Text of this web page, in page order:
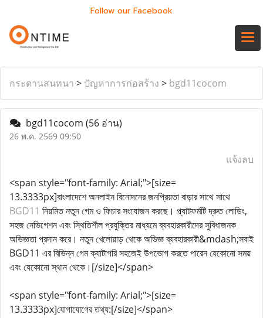
Follow our Facebook
กระดานสนทนา > ปัญหาการก่อสร้าง > bgd11cocom
bgd11cocom (56 อ่าน)
26 พ.ค. 2569 09:50
แจ้งลบ
<span style="font-family: Arial;">[size=
13.3333px]বাংলাদেশে অনলাইন বিনোদনের জনপ্রিয়তা বাড়ার সাথে সাথে
BGD11 নিয়মিত নতুন গেম ও ফিচার সংযোজন করছে। প্ল্যাটফর্মটি দ্রুত লোডিং,
সহজ নেভিগেশন এবং স্থিতিশীল প্রযুক্তির মাধ্যমে ব্যবহারকারীদের সুবিধাজনক
অভিজ্ঞতা প্রদান করে। নতুন খেলোয়াড় থেকে অভিজ্ঞ ব্যবহারকারী&mdash;সবাই
BGD11 এর বিভিন্ন গেম ক্যাটাগরি সহজেই উপভোগ করতে পারেন যেকোনো সময়
এবং যেকোনো স্থান থেকে।[/size]</span>
<span style="font-family: Arial;">[size=
13.3333px]যোগাযোগের তথ্য:[/size]</span>